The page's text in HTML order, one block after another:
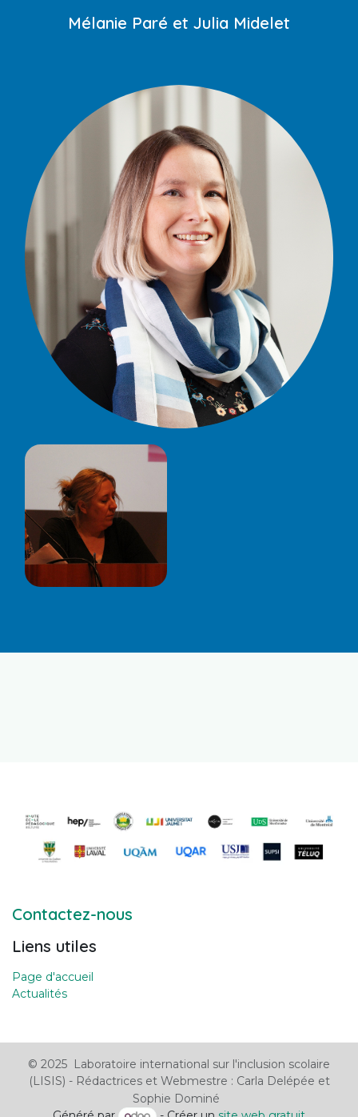
Mélanie Paré et Julia Midelet
Contactez-nous
Liens utiles
Page d'accueil
Actualités
© 2025 Laboratoire international sur l'inclusion scolaire
(LISIS) - Rédactrices et Webmestre : Carla Delépée et
Sophie Dominé